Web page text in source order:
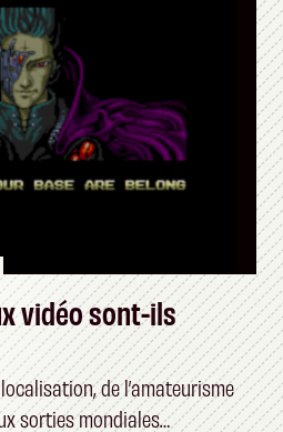
vidéo sont-ils
de l’amateurisme
sorties mondiales